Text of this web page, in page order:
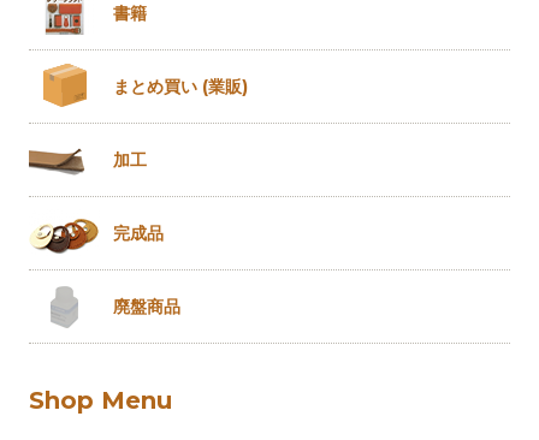
書籍
まとめ買い (業販)
加工
完成品
廃盤商品
Shop Menu